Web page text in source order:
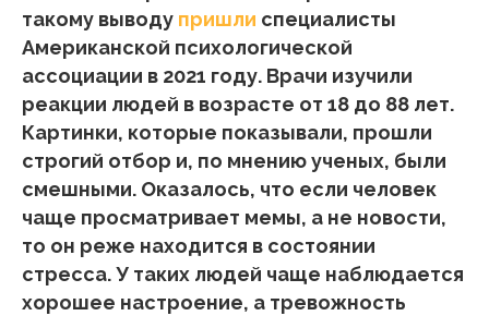
такому выводу пришли специалисты
Американской психологической
ассоциации в 2021 году. Врачи изучили
реакции людей в возрасте от 18 до 88 лет.
Картинки, которые показывали, прошли
строгий отбор и, по мнению ученых, были
смешными. Оказалось, что если человек
чаще просматривает мемы, а не новости,
то он реже находится в состоянии
стресса. У таких людей чаще наблюдается
хорошее настроение, а тревожность